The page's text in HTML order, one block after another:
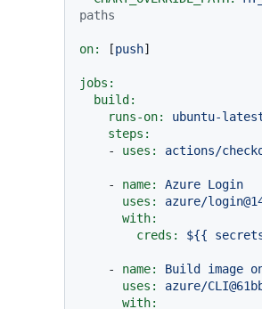
paths
on: [push]
jobs:
build:
runs-on:
ubuntu-
steps:
-
uses: actions/
- name: Azure Login
uses:
azure/
with:
creds:
${{
- name: Build image
uses:
azure/
with: